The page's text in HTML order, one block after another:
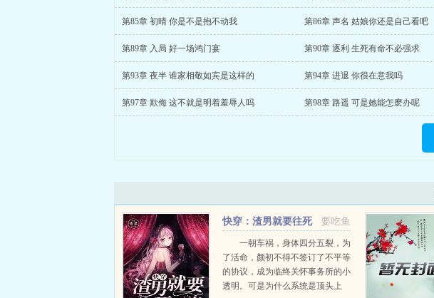
第85章 初晴 你是不是抱不动我 第86章 声名 姑娘你还是自己看吧
第89章 入局 好一场鸿门宴 第90章 逐利 生死有命不必强求
第93章 夜半 谁家相敬如宾是这样的 第94章 进退 你很在意我吗
第97章 欺侮 这不就是明着羞辱人吗 第98章 路遥 可是她能怎麽办呢
要吃鱼
快穿：渣男就要往死
了虐一朝车祸，身体四分五裂，为
了活命，颜初不得不签订了不平等
的协议，成为临终关怀事务所的小
透明。可是为什么系统是顶头上